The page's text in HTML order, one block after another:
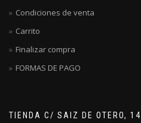
Condiciones de venta
Carrito
Finalizar compra
FORMAS DE PAGO
TIENDA C/ SAIZ DE OTERO, 14